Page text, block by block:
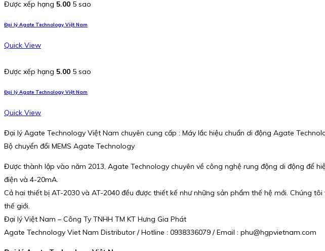
Được xếp hạng 5.00 5 sao
Đại lý Agate Technology Việt Nam
Quick View
Được xếp hạng 5.00 5 sao
Đại lý Agate Technology Việt Nam
Quick View
Đại lý Agate Technology Việt Nam chuyên cung cấp : Máy lắc hiệu chuẩn di động Agate
Bộ chuyển đổi MEMS Agate Technology
Được thành lập vào năm 2013, Agate Technology chuyên về công nghệ rung động di động để
điện và 4-20mA.
Cả hai thiết bị AT-2030 và AT-2040 đều được thiết kế như những sản phẩm thế hệ mới. Chúng
thế giới.
Đại lý Việt Nam – Công Ty TNHH TM KT Hưng Gia Phát
Agate Technology Viet Nam Distributor / Hotline : 0938336079 / Email : phu@hgpvietnam.com